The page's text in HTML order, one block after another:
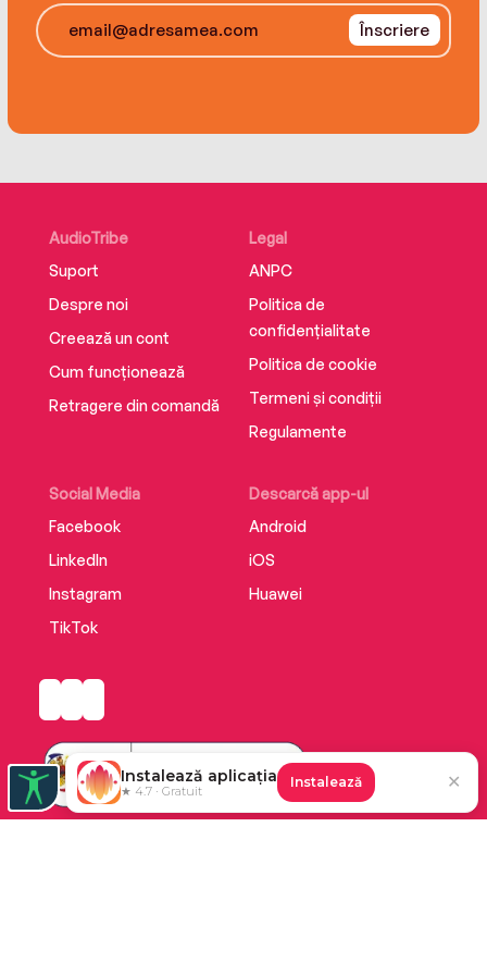
Înscriere
AudioTribe
Suport
Despre noi
Creează un cont
Cum funcționează
Retragere din comandă
Social Media
Facebook
LinkedIn
Instagram
TikTok
Descarcă app-ul
Android
iOS
Huawei
Legal
ANPC
Politica de
confidențialitate
Politica de cookie
Termeni și condiții
Regulamente
Instalează aplicația
★ 4.7 · Gratuit
Instalează ✕